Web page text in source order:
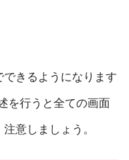
きるようになります
を行うと全ての画面
意しましょう。